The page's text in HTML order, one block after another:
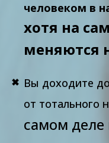
человеком в
хотя на
меняются
Вы доходите
от тотального
самом деле